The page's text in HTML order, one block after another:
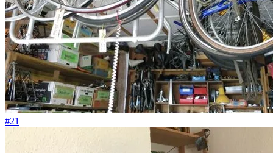
#21